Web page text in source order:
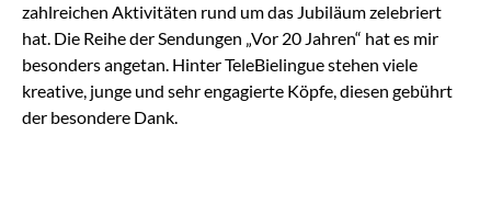
zahlreichen Aktivitäten rund um das Jubiläum zelebriert
hat. Die Reihe der Sendungen „Vor 20 Jahren“ hat es mir
besonders angetan. Hinter TeleBielingue stehen viele
kreative, junge und sehr engagierte Köpfe, diesen gebührt
der besondere Dank.